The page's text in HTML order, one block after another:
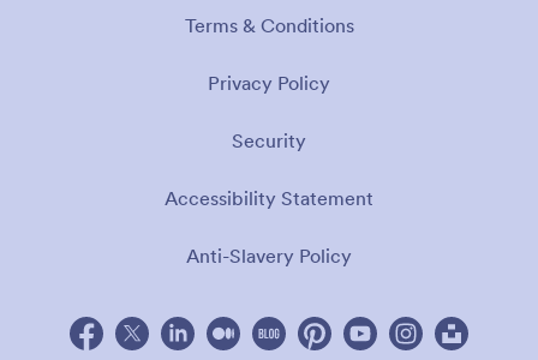
Terms & Conditions
Privacy Policy
Security
Accessibility Statement
Anti-Slavery Policy